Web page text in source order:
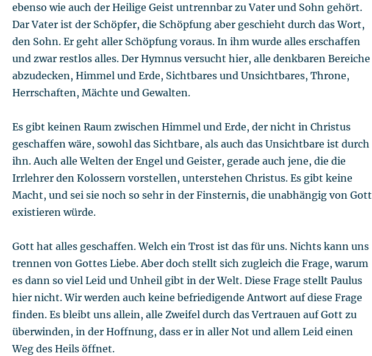
ebenso wie auch der Heilige Geist untrennbar zu Vater und Sohn gehört.
Dar Vater ist der Schöpfer, die Schöpfung aber geschieht durch das Wort,
den Sohn. Er geht aller Schöpfung voraus. In ihm wurde alles erschaffen
und zwar restlos alles. Der Hymnus versucht hier, alle denkbaren Bereiche
abzudecken, Himmel und Erde, Sichtbares und Unsichtbares, Throne,
Herrschaften, Mächte und Gewalten.
Es gibt keinen Raum zwischen Himmel und Erde, der nicht in Christus
geschaffen wäre, sowohl das Sichtbare, als auch das Unsichtbare ist durch
ihn. Auch alle Welten der Engel und Geister, gerade auch jene, die die
Irrlehrer den Kolossern vorstellen, unterstehen Christus. Es gibt keine
Macht, und sei sie noch so sehr in der Finsternis, die unabhängig von Gott
existieren würde.
Gott hat alles geschaffen. Welch ein Trost ist das für uns. Nichts kann uns
trennen von Gottes Liebe. Aber doch stellt sich zugleich die Frage, warum
es dann so viel Leid und Unheil gibt in der Welt. Diese Frage stellt Paulus
hier nicht. Wir werden auch keine befriedigende Antwort auf diese Frage
finden. Es bleibt uns allein, alle Zweifel durch das Vertrauen auf Gott zu
überwinden, in der Hoffnung, dass er in aller Not und allem Leid einen
Weg des Heils öffnet.